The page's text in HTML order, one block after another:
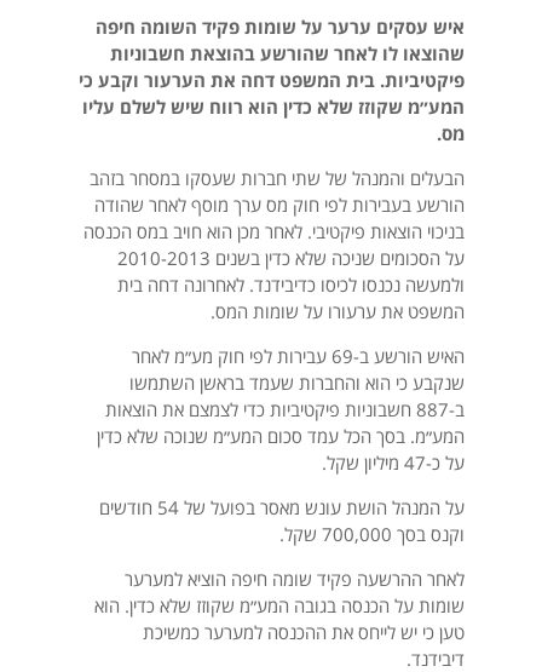
איש עסקים ערער על שומות פקיד השומה חיפה
שהוצאו לו לאחר שהורשע בהוצאת חשבוניות
פיקטיביות. בית המשפט דחה את הערעור וקבע כי
המע״מ שקוזז שלא כדין הוא רווח שיש לשלם עליו
מס.
הבעלים והמנהל של שתי חברות שעסקו במסחר בזהב
הורשע בעבירות לפי חוק מס ערך מוסף לאחר שהודה
בניכוי הוצאות פיקטיבי. לאחר מכן הוא חויב במס הכנסה
על הסכומים שניכה שלא כדין בשנים 2010-2013
ולמעשה נכנסו לכיסו כדיבידנד. לאחרונה דחה בית
המשפט את ערעורו על שומות המס.
האיש הורשע ב-69 עבירות לפי חוק מע״מ לאחר
שנקבע כי הוא והחברות שעמד בראשן השתמשו
ב-887 חשבוניות פיקטיביות כדי לצמצם את הוצאות
המע״מ. בסך הכל עמד סכום המע״מ שנוכה שלא כדין
על כ-47 מיליון שקל.
על המנהל הושת עונש מאסר בפועל של 54 חודשים
וקנס בסך 700,000 שקל.
לאחר ההרשעה פקיד שומה חיפה הוציא למערער
שומות על הכנסה בגובה המע״מ שקוזז שלא כדין. הוא
טען כי יש לייחס את ההכנסה למערער כמשיכת
דיבידנד.